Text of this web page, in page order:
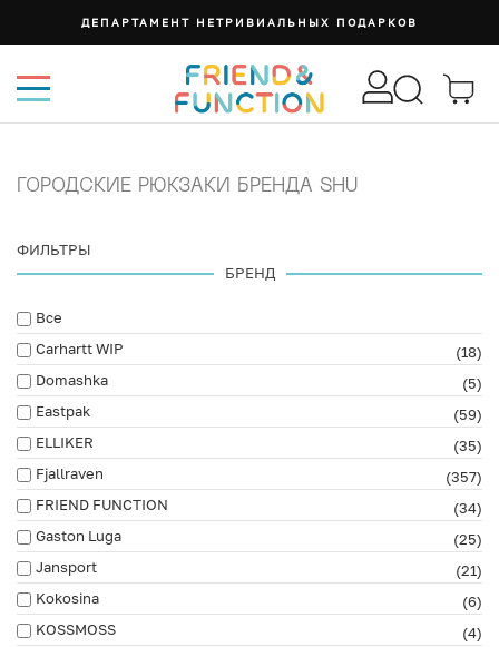
ДЕПАРТАМЕНТ НЕТРИВИАЛЬНЫХ ПОДАРКОВ
ГОРОДСКИЕ РЮКЗАКИ БРЕНДА SHU
ФИЛЬТРЫ
БРЕНД
Все
Carhartt WIP
(18)
Domashka
(5)
Eastpak
(59)
ELLIKER
(35)
Fjallraven
(357)
FRIEND FUNCTION
(34)
Gaston Luga
(25)
Jansport
(21)
Kokosina
(6)
KOSSMOSS
(4)